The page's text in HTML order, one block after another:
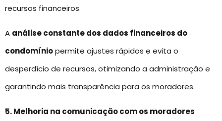
recursos financeiros.
A análise constante dos dados financeiros do
condomíniopermite ajustes rápidos e evita o
desperdício de recursos, otimizando a administração e
garantindo mais transparência para os moradores.
5. Melhoria na comunicação com os moradores